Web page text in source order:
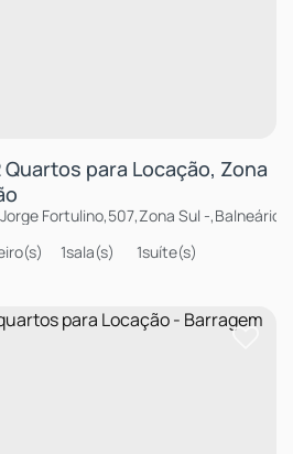
para Locação, Zona
Fortulino,507,Zona Sul ,Balneário
1sala(s) 1suíte(s)